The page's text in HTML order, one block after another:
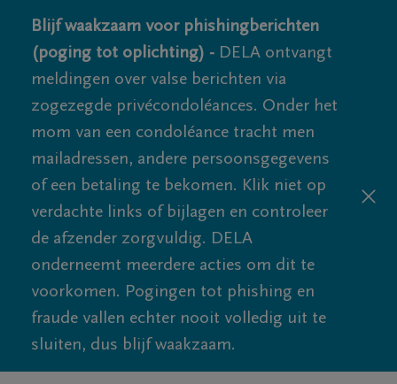
Blijf waakzaam voor phishingberichten
(poging tot oplichting) - DELA ontvangt
meldingen over valse berichten via
zogezegde privécondoléances. Onder het
mom van een condoléance tracht men
mailadressen, andere persoonsgegevens
of een betaling te bekomen. Klik niet op
verdachte links of bijlagen en controleer
de afzender zorgvuldig. DELA
onderneemt meerdere acties om dit te
voorkomen. Pogingen tot phishing en
fraude vallen echter nooit volledig uit te
sluiten, dus blijf waakzaam.